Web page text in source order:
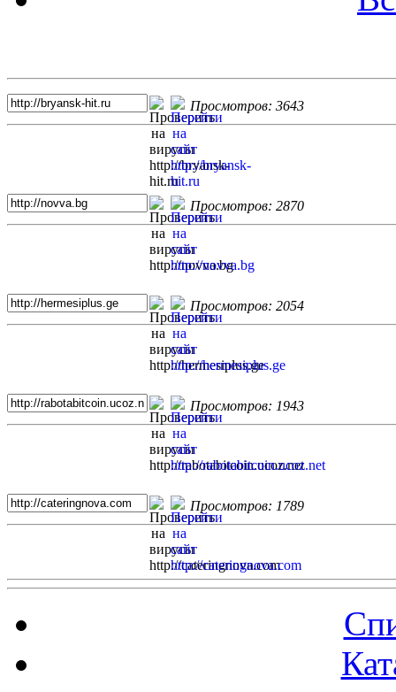
Просмотров: 3643
Просмотров: 2870
Просмотров: 2054
Просмотров: 1943
Просмотров: 1789